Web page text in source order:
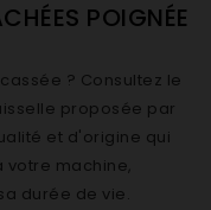
POIGNÉE
? Consultez le
proposée par
et d'origine qui
machine,
durée de vie.